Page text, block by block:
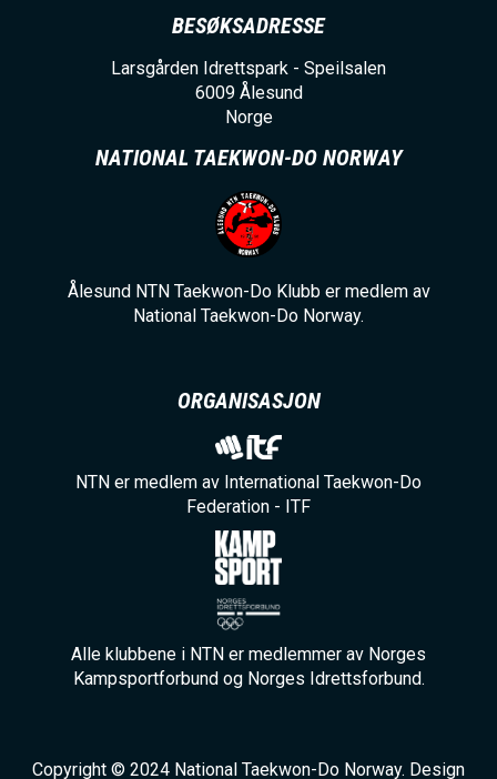
BESØKSADRESSE
Larsgården Idrettspark - Speilsalen
6009 Ålesund
Norge
NATIONAL TAEKWON-DO NORWAY
Ålesund NTN Taekwon-Do Klubb er medlem av
National Taekwon-Do Norway.
ORGANISASJON
NTN er medlem av International Taekwon-Do
Federation - ITF
Alle klubbene i NTN er medlemmer av Norges
Kampsportforbund og Norges Idrettsforbund.
Copyright © 2024 National Taekwon-Do Norway. Design